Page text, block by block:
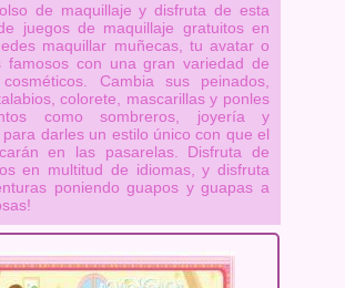
de maquillaje y disfruta de esta
juegos de maquillaje gratuitos en
maquillar muñecas, tu avatar o
famosos con una gran variedad de
Cambia sus peinados,
colorete, mascarillas y ponles
como sombreros, joyería y
darles un estilo único con que el
en las pasarelas. Disfruta de
en multitud de idiomas, y disfruta
poniendo guapos y guapas a